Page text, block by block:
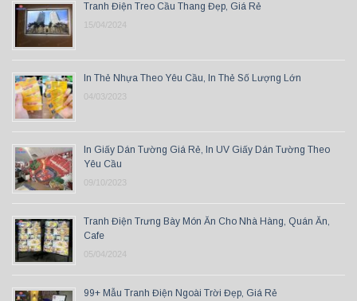
Tranh Điện Treo Cầu Thang Đẹp, Giá Rẻ
15/04/2024
In Thẻ Nhựa Theo Yêu Cầu, In Thẻ Số Lượng Lớn
04/03/2023
In Giấy Dán Tường Giá Rẻ, In UV Giấy Dán Tường Theo
Yêu Cầu
09/10/2023
Tranh Điện Trưng Bày Món Ăn Cho Nhà Hàng, Quán Ăn,
Cafe
05/04/2024
99+ Mẫu Tranh Điện Ngoài Trời Đẹp, Giá Rẻ